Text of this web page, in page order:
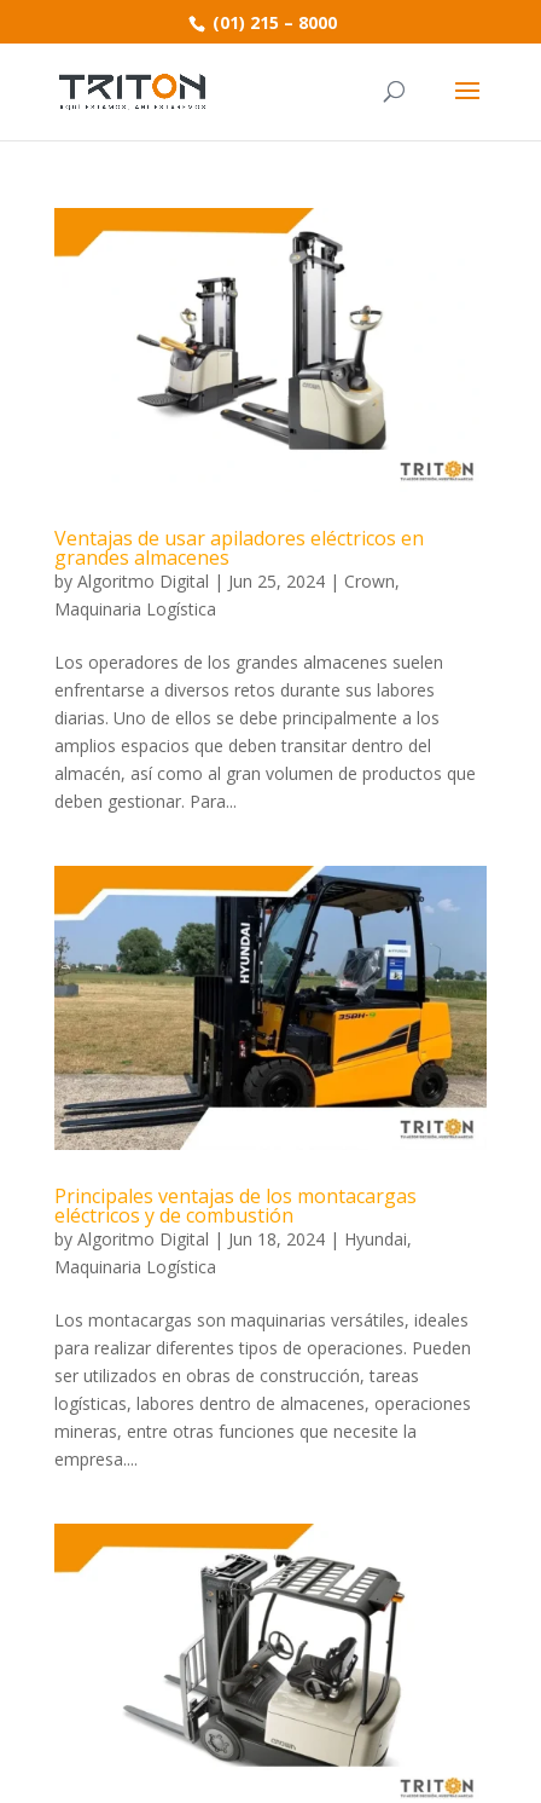
(01) 215 – 8000
Ventajas de usar apiladores eléctricos en
grandes almacenes
by Algoritmo Digital | Jun 25, 2024| Crown,
Maquinaria Logística
Los operadores de los grandes almacenes suelen
enfrentarse a diversos retos durante sus labores
diarias. Uno de ellos se debe principalmente a los
amplios espacios que deben transitar dentro del
almacén, así como al gran volumen de productos que
deben gestionar. Para...
Principales ventajas de los montacargas
eléctricos y de combustión
by Algoritmo Digital | Jun 18, 2024| Hyundai,
Maquinaria Logística
Los montacargas son maquinarias versátiles, ideales
para realizar diferentes tipos de operaciones. Pueden
ser utilizados en obras de construcción, tareas
logísticas, labores dentro de almacenes, operaciones
mineras, entre otras funciones que necesite la
empresa....